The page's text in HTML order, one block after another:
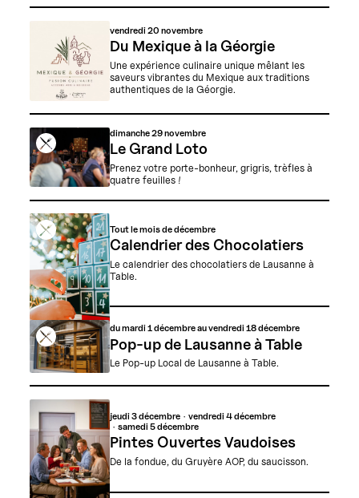
vendredi20 novembre
Du Mexique à la Géorgie
Une expérience culinaire unique mêlant les
saveurs vibrantes du Mexique aux traditions
authentiques de la Géorgie.
dimanche29 novembre
Le Grand Loto
Prenez votre porte-bonheur, grigris, trèfles à
quatre feuilles !
Tout le mois de décembre
Calendrier des Chocolatiers
Le calendrier des chocolatiers de Lausanne à
Table.
du mardi 1 décembre au vendredi 18 décembre
Pop-up de Lausanne à Table
Le Pop-up Local de Lausanne à Table.
jeudi3 décembre vendredi4 décembre
samedi5 décembre
Pintes Ouvertes Vaudoises
De la fondue, du Gruyère AOP, du saucisson.